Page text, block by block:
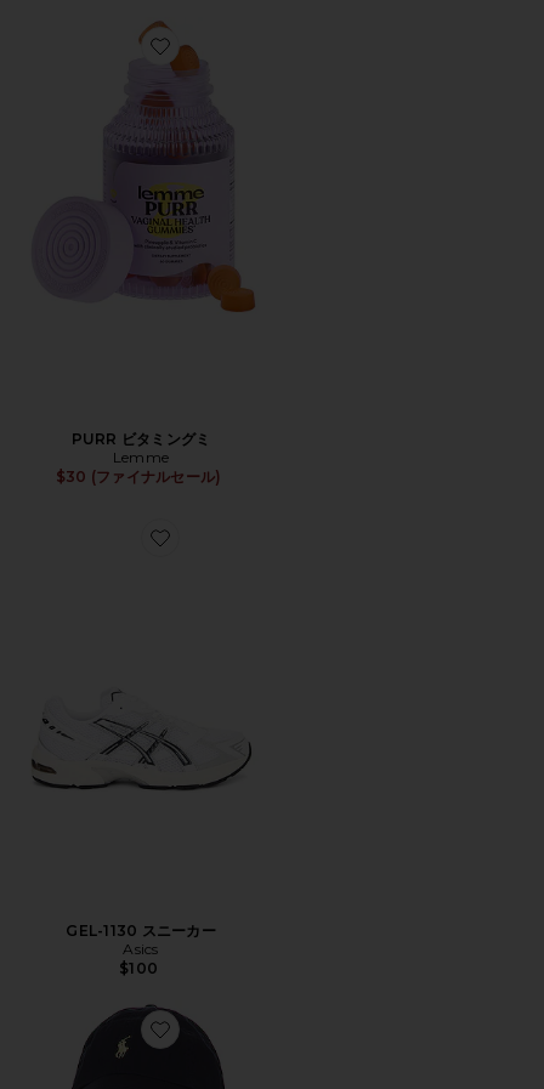
Favorite PURR ビタミングミ
PURR ビタミングミ
Lemme
$30 (ファイナルセール)
Favorite GEL-1130 スニーカー
GEL-1130 スニーカー
Asics
$100
Favorite ハット